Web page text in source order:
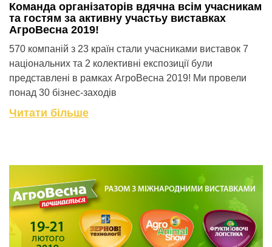
Команда організаторів вдячна всім учасникам
та гостям за активну участьу виставках
АгроВесна 2019!
570 компаній з 23 країн стали учасниками виставок 7
національних та 2 колективні експозиції були
представлені в рамках АгроВесна 2019! Ми провели
понад 30 бізнес-заходів
Читати більше